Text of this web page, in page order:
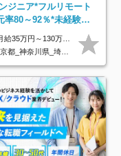
ジニア*フルリモート
率80～92％*未経験歓
休134日*月給35万～*
100%
当 ※システムエンジニアの経験をお持ちの方は月給41万円以上＋賞与年2回（108万円～）＋手当 ■単価（年収）アップのチャンスは最大年12回 ※残業代は1分単位で100％全額支給。サービス残業などは一切ありません ※試用期間6ヵ月（試用期間中の待遇・給与に差はありません）
_北海道_青森県_岩手県_宮城県_秋田県_山形県_福島県_茨城県_栃木県_群馬県_新潟県_山梨県_長野県_富山県_石川県_福井県_静岡県_岐阜県_三重県_兵庫県_京都府_滋賀県_奈良県_和歌山県_広島県_岡山県_鳥取県_島根県_山口県_徳島県_香川県_愛媛県_高知県_福岡県_熊本県_佐賀県_長崎県_大分県_宮崎県_鹿児島県_沖縄県